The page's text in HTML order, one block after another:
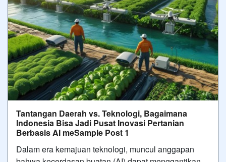
Tantangan Daerah vs. Teknologi, Bagaimana
Indonesia Bisa Jadi Pusat Inovasi Pertanian
Berbasis AI meSample Post 1
Dalam era kemajuan teknologi, muncul anggapan